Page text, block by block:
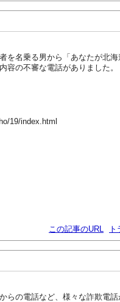
を名乗る男から「あなたが北海
の不審な電話がありました。
19/index.html
この記事のURL
らの電話など、様々な詐欺電